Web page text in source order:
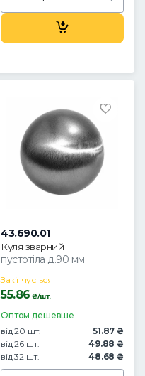
43.690.01
Куля зварний
пустотіла д.90 мм
Закінчується
55.86 ₴/шт.
Оптом дешевше
від 20 шт.
51.87 ₴
від 26 шт.
49.88 ₴
від 32 шт.
48.68 ₴